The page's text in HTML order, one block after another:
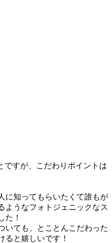
ですが、こだわりポイントは
に知ってもらいたくて誰もが
ようなフォトジェニックなス
た！
いても、とことんこだわった
ると嬉しいです！